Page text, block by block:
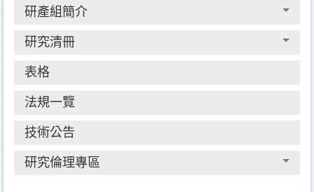
研產組簡介
研究清冊
表格
法規一覽
技術公告
研究倫理專區